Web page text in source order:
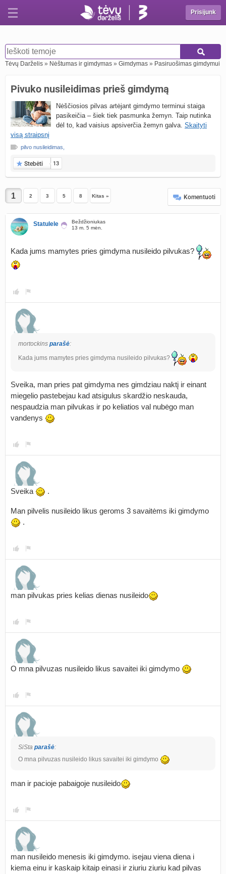
Prisijunk
Tėvų Darželis » Nėštumas ir gimdymas » Gimdymas » Pasiruošimas gimdymui
Pivuko nusileidimas prieš gimdymą
Nėščiosios pilvas artėjant gimdymo terminui staiga
pasikeičia – šiek tiek pasmunka žemyn. Taip nutinka
dėl to, kad vaisius apsiverčia žemyn galva. Skaityti
visą straipsnį
pilvo nusileidimas
Stebėti 13
2 3 5 8 Kitas » Komentuoti
Statulele
Beždžioniukas
13 m. 5 mėn.
Kada jums mamytes pries gimdyma nusileido pilvukas?
mortockins parašė:
Kada jums mamytes pries gimdyma nusileido pilvukas?
Sveika, man pries pat gimdyma nes gimdziau naktį ir einant
miegelio pastebejau kad atsigulus skardžio neskauda,
nespaudzia man pilvukas ir po keliatios val nubėgo man
vandenys
Sveika .
Man pilvelis nusileido likus geroms 3 savaitėms iki gimdymo
.
man pilvukas pries kelias dienas nusileido
O mna pilvuzas nusileido likus savaitei iki gimdymo
SiSta parašė:
O mna pilvuzas nusileido likus savaitei iki gimdymo
man ir pacioje pabaigoje nusileido
man nusileido menesis iki gimdymo. isejau viena diena i
kiema einu ir kaskaip kitaip einasi ir ziuriu ziuriu kad pilvas